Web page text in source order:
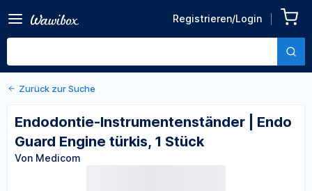
Registrieren/Login
Instrumentenständer | Endo
Guard Engine türkis, 1 Stück
Von Medicom
Zurück zu den Produktdetails
Zurück zur Suche
Endodontie-Instrumentenständer | Endo
Guard Engine türkis, 1 Stück
Von Medicom